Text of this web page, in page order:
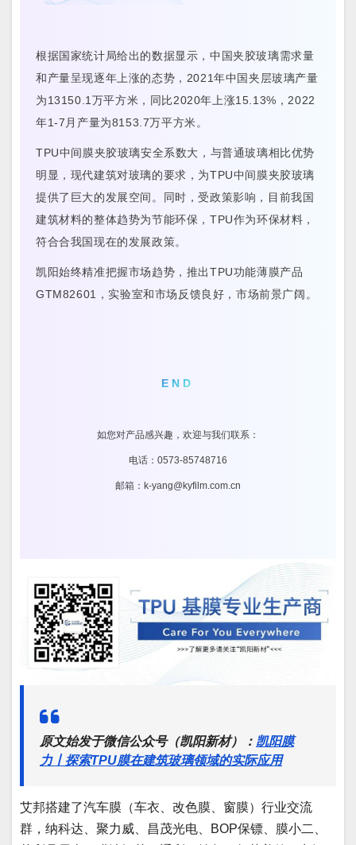
根据国家统计局给出的数据显示，中国夹胶玻璃需求量
和产量呈现逐年上涨的态势，2021年中国夹层玻璃产量
为13150.1万平方米，同比2020年上涨15.13%，2022
年1-7月产量为8153.7万平方米。
TPU中间膜夹胶玻璃安全系数大，与普通玻璃相比优势
明显，现代建筑对玻璃的要求，为TPU中间膜夹胶玻璃
提供了巨大的发展空间。同时，受政策影响，目前我国
建筑材料的整体趋势为节能环保，TPU作为环保材料，
符合合我国现在的发展政策。
凯阳始终精准把握市场趋势，推出TPU功能薄膜产品
GTM82601，实验室和市场反馈良好，市场前景广阔。
END
如您对产品感兴趣，欢迎与我们联系：
电话：0573-85748716
邮箱：k-yang@kyfilm.com.cn
原文始发于微信公众号（凯阳新材）： 凯阳膜
力丨探索TPU膜在建筑玻璃领域的实际应用
艾邦搭建了汽车膜（车衣、改色膜、窗膜）行业交流
群，纳科达、聚力威、昌茂光电、BOP保镖、膜小二、